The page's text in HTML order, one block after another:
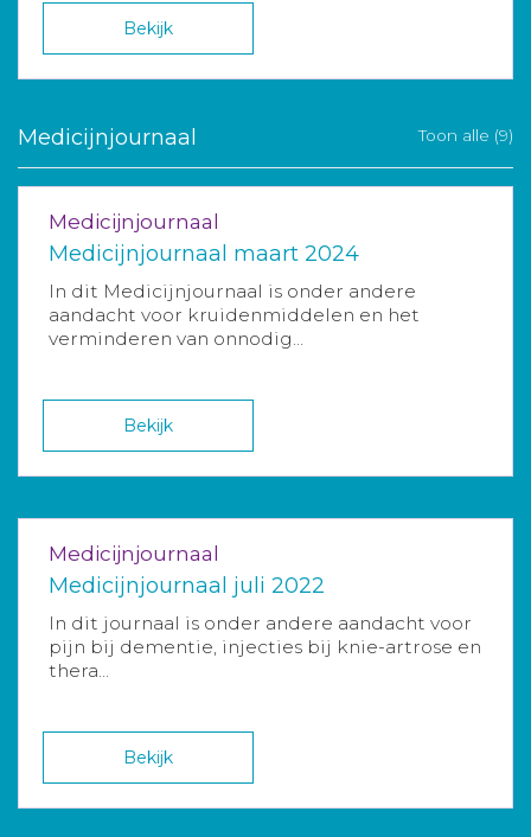
Bekijk
Medicijnjournaal Toon alle (9)
Medicijnjournaal
Medicijnjournaal maart 2024
In dit Medicijnjournaal is onder andere
aandacht voor kruidenmiddelen en het
verminderen van onnodig...
Bekijk
Medicijnjournaal
Medicijnjournaal juli 2022
In dit journaal is onder andere aandacht voor
pijn bij dementie, injecties bij knie-artrose en
thera...
Bekijk